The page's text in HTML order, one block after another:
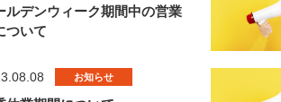
ルデンウィーク期間中の営業
ついて
お知らせ